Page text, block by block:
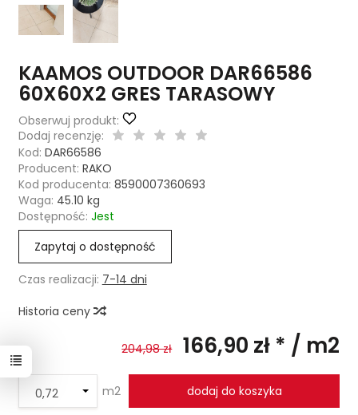
KAAMOS OUTDOOR DAR66586
60X60X2 GRES TARASOWY
Obserwuj produkt:
Dodaj recenzję:
Kod: DAR66586
Producent: RAKO
Kod producenta: 8590007360693
Waga: 45.10 kg
Dostępność: Jest
Zapytaj o dostępność
Czas realizacji: 7-14 dni
Historia ceny
204,98 zł 166,90 zł * / m2
m2 dodaj do koszyka